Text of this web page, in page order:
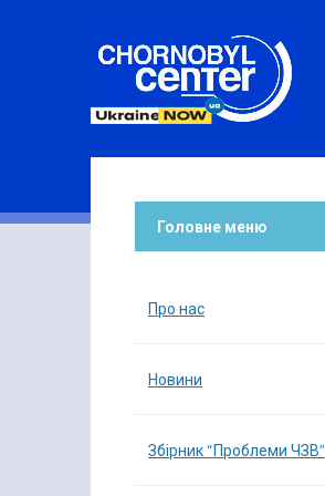
Головне меню
Про нас
Новини
Збірник “Проблеми ЧЗВ”